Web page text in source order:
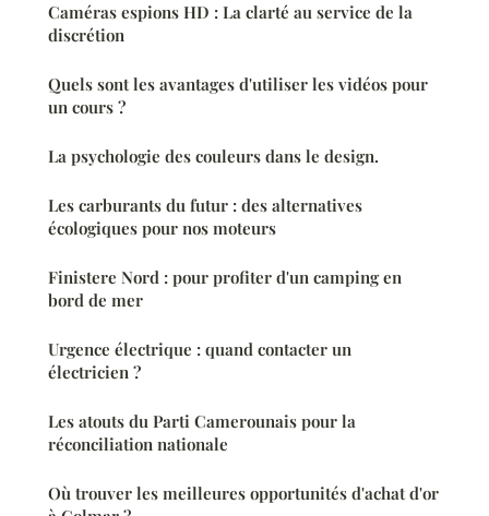
Caméras espions HD : La clarté au service de la
discrétion
Quels sont les avantages d'utiliser les vidéos pour
un cours ?
La psychologie des couleurs dans le design.
Les carburants du futur : des alternatives
écologiques pour nos moteurs
Finistere Nord : pour profiter d'un camping en
bord de mer
Urgence électrique : quand contacter un
électricien ?
Les atouts du Parti Camerounais pour la
réconciliation nationale
Où trouver les meilleures opportunités d'achat d'or